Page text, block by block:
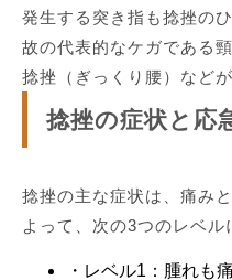
発生する突き指も捻挫の
故の代表的なケガである
捻挫（ぎっくり腰）などが
捻挫の症状と応
捻挫の主な症状は、痛み
よって、次の3つのレベル
・レベル1：腫れも